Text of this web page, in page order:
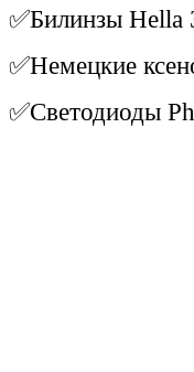
✅Билинзы Hella
✅Немецкие
✅Светодиоды